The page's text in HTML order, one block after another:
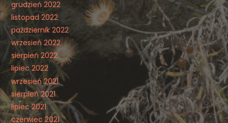
grudzień 2022
listopad 2022
październik 2022
wrzesień 2022
sierpień 2022
lipiec 2022
wrzesień 2021
sierpień 2021
lipiec 2021
czerwiec 2021